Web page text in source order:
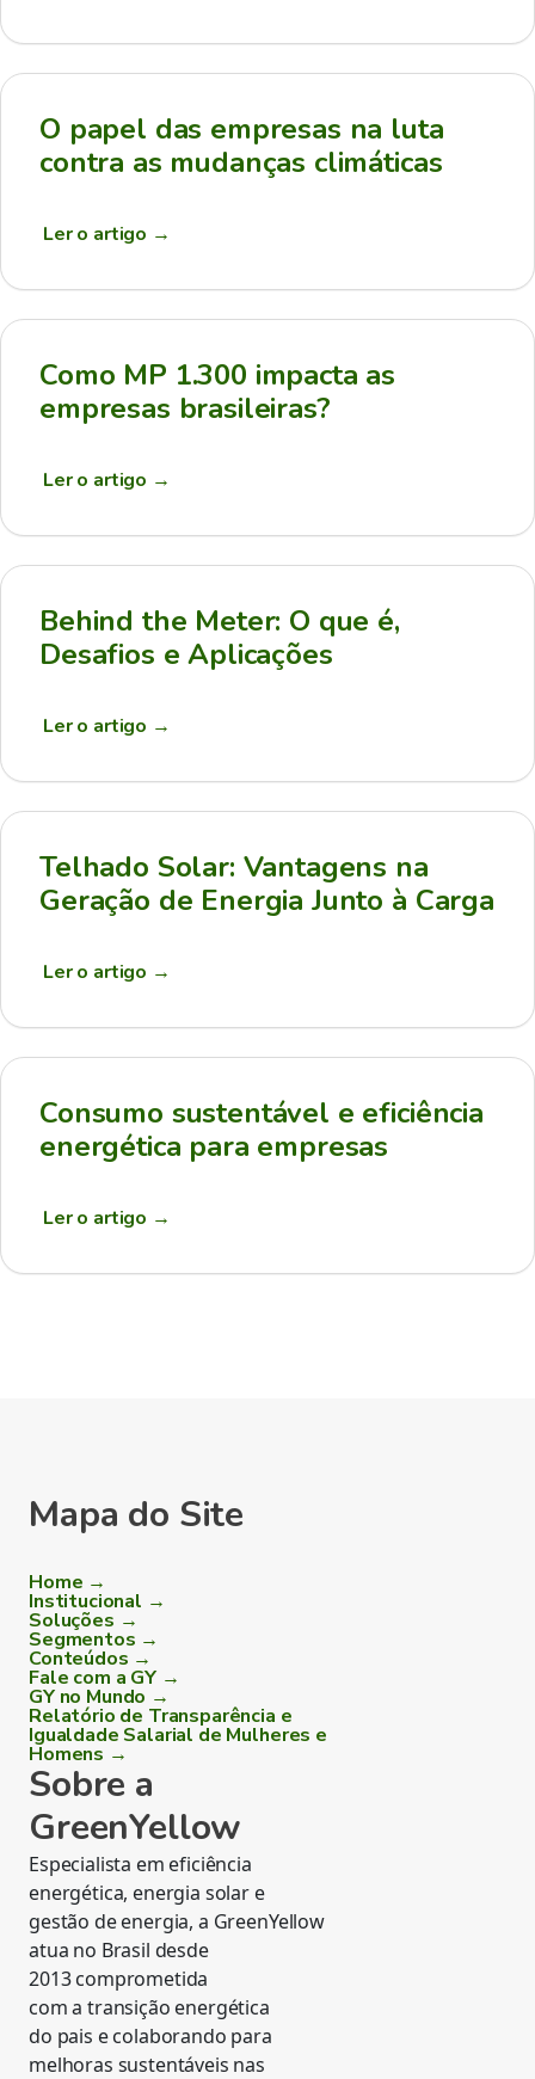
O papel das empresas na luta
contra as mudanças climáticas
Ler o artigo →
Como MP 1.300 impacta as
empresas brasileiras?
Ler o artigo →
Behind the Meter: O que é,
Desafios e Aplicações
Ler o artigo →
Telhado Solar: Vantagens na
Geração de Energia Junto à Carga
Ler o artigo →
Consumo sustentável e eficiência
energética para empresas
Ler o artigo →
Mapa do Site
Home →
Institucional →
Soluções →
Segmentos →
Conteúdos →
Fale com a GY →
GY no Mundo →
Relatório de Transparência e
Igualdade Salarial de Mulheres e
Homens →
Sobre a
GreenYellow
Especialista em eficiência
energética, energia solar e
gestão de energia, a GreenYellow
atua no Brasil desde
2013 comprometida
com a transição energética
do pais e colaborando para
melhoras sustentáveis nas